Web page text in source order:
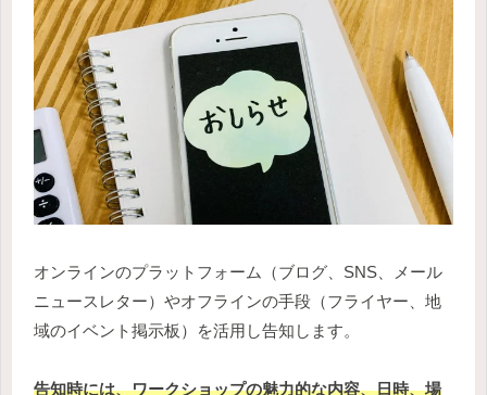
オンラインのプラットフォーム（ブログ、SNS、メール
ニュースレター）やオフラインの手段（フライヤー、地
域のイベント掲示板）を活用し告知します。
告知時には、ワークショップの魅力的な内容、日時、場